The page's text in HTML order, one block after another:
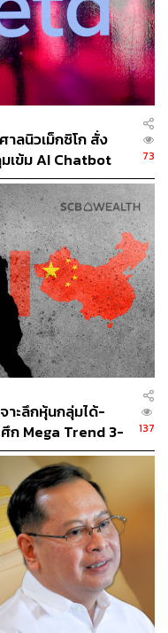
าลนิวเม็กซิโก สั่ง
เข้ม AI Chatbot
73
าะลึกหุ้นกลุ่มได้-
ก Mega Trend 3-
137